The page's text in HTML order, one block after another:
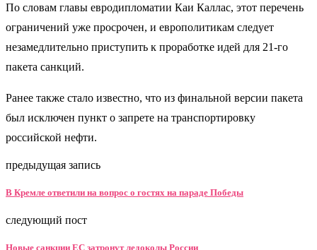
По словам главы евродипломатии Каи Каллас, этот перечень
ограничений уже просрочен, и европолитикам следует
незамедлительно приступить к проработке идей для 21-го
пакета санкций.
Ранее также стало известно, что из финальной версии пакета
был исключен пункт о запрете на транспортировку
российской нефти.
предыдущая запись
В Кремле ответили на вопрос о гостях на параде Победы
следующий пост
Новые санкции ЕС затронут ледоколы России